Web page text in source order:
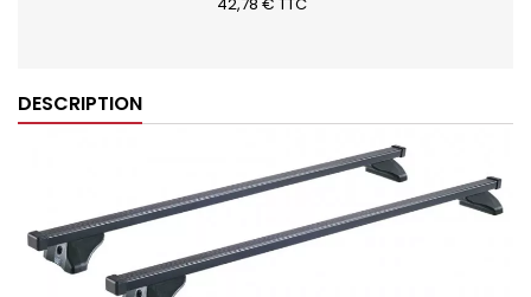
DESCRIPTION